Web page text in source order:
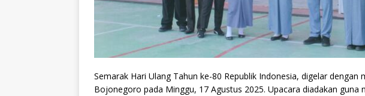
Semarak Hari Ulang Tahun ke-80 Republik Indonesia, digelar dengan
Bojonegoro pada Minggu, 17 Agustus 2025. Upacara diadakan